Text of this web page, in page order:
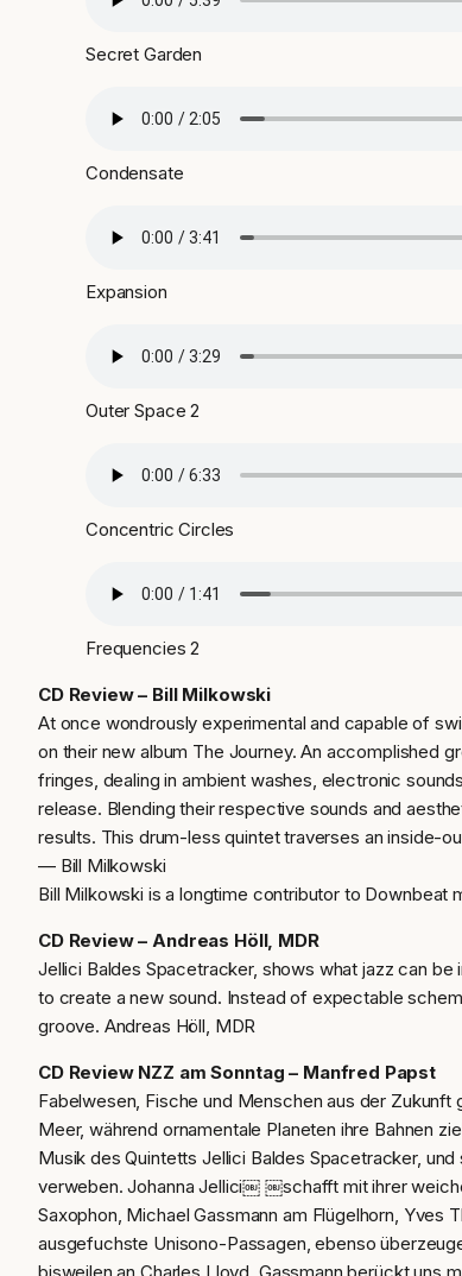
Secret Garden
Condensate
Expansion
Outer Space 2
Concentric Circles
Frequencies 2
CD Review – Bill Milkowski
At once wondrously experimental and capable of
on their new album The Journey. An accomplished
fringes, dealing in ambient washes, electronic
release. Blending their respective sounds and
results. This drum-less quintet traverses an inside-
— Bill Milkowski
Bill Milkowski is a longtime contributor to Downbeat
CD Review – Andreas Höll, MDR
Jellici Baldes Spacetracker, shows what jazz can
to create a new sound. Instead of expectable
groove. Andreas Höll, MDR
CD Review NZZ am Sonntag – Manfred Papst
Fabelwesen, Fische und Menschen aus der
Meer, während ornamentale Planeten ihre Bahnen
Musik des Quintetts Jellici Baldes Spacetracker,
verweben. Johanna Jellici￼ ￼schafft mit ihrer
Saxophon, Michael Gassmann am Flügelhorn, Yves
ausgefuchste Unisono-Passagen, ebenso